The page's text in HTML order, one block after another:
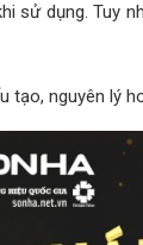
sử dụng. Tuy
tạo, nguyên lý